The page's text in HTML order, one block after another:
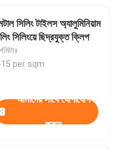
সিলিং টাইলস অ্যালুমিনিয়াম
সিলিংয়ে ছিদ্রযুক্ত ক্লিপ
15 per sqm
আমাদের সাথে যোগাযোগ
করুন